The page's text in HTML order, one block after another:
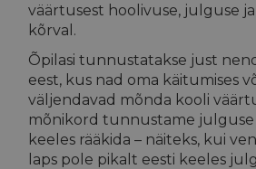
väärtusest hoolivuse, julguse
kõrval.
Õpilasi tunnustatakse just
eest, kus nad oma käitumises
väljendavad mõnda kooli
mõnikord tunnustame julguse
keeles rääkida – näiteks, kui
laps pole pikalt eesti keeles